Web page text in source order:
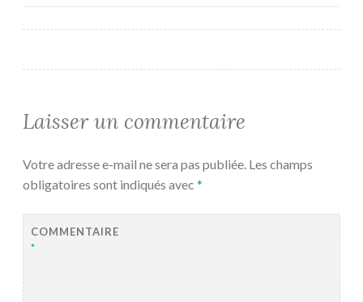
Laisser un commentaire
Votre adresse e-mail ne sera pas publiée. Les champs
obligatoires sont indiqués avec *
COMMENTAIRE
*